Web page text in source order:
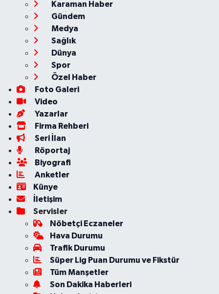
Karaman Haber
Gündem
Medya
Sağlık
Dünya
Spor
Özel Haber
Foto Galeri
Video
Yazarlar
Firma Rehberi
Seri İlan
Röportaj
Biyografi
Anketler
Künye
İletişim
Servisler
Nöbetçi Eczaneler
Hava Durumu
Trafik Durumu
Süper Lig Puan Durumu ve Fikstür
Tüm Manşetler
Son Dakika Haberleri